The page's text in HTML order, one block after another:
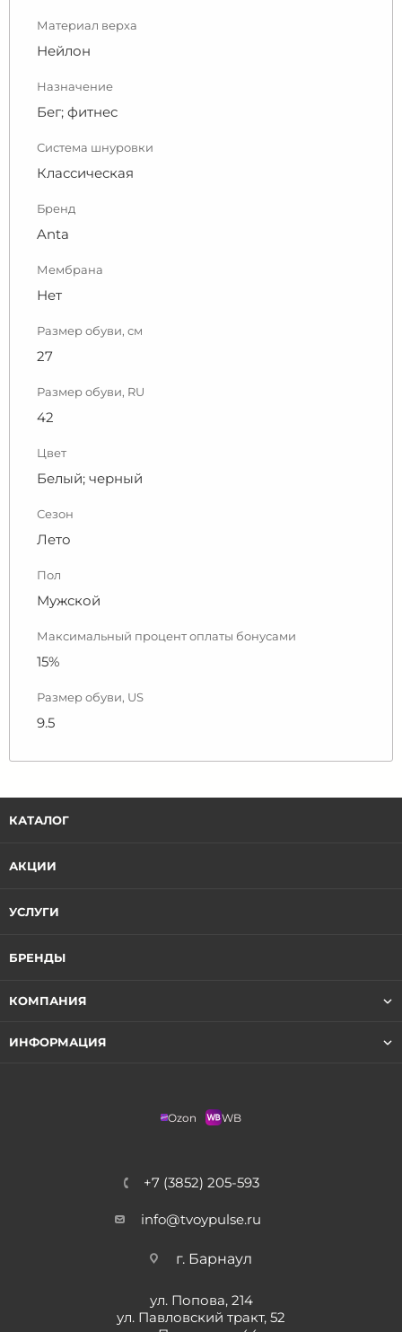
Материал верха
Нейлон
Назначение
Бег; фитнес
Система шнуровки
Классическая
Бренд
Anta
Мембрана
Нет
Размер обуви, см
27
Размер обуви, RU
42
Цвет
Белый; черный
Сезон
Лето
Пол
Мужской
Максимальный процент оплаты бонусами
15%
Размер обуви, US
9.5
КАТАЛОГ
АКЦИИ
УСЛУГИ
БРЕНДЫ
КОМПАНИЯ
ИНФОРМАЦИЯ
Ozon WB
+7 (3852) 205-593
info@tvoypulse.ru
г. Барнаул
ул. Попова, 214
ул. Павловский тракт, 52